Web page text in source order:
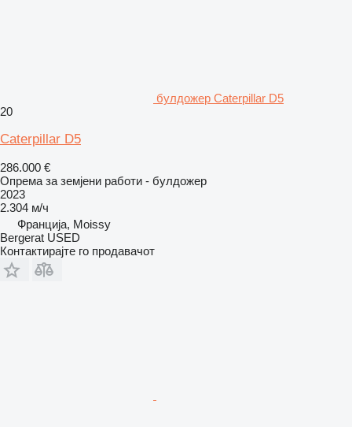
булдожер Caterpillar D5
20
Caterpillar D5
286.000 €
Опрема за земјени работи - булдожер
2023
2.304 м/ч
Франција, Moissy
Bergerat USED
Контактирајте го продавачот